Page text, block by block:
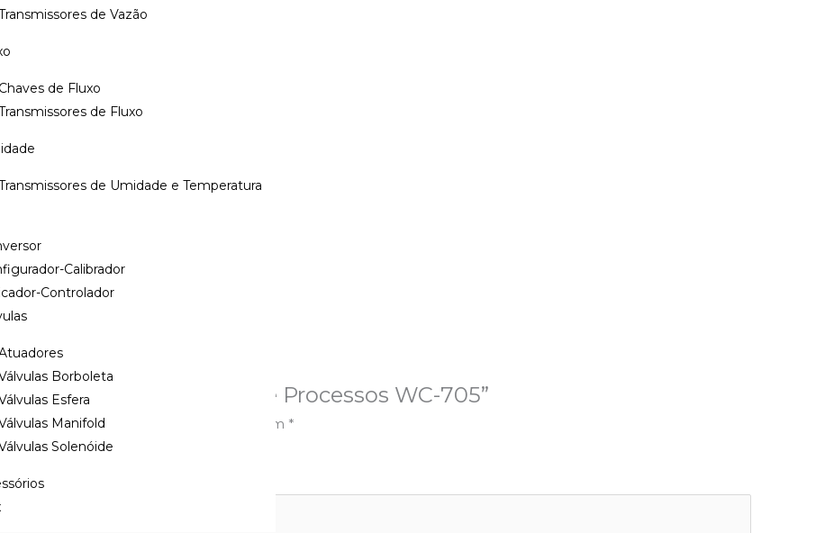
de Vazão
Chaves de Fluxo
de Fluxo
de Umidade e Temperatura
Calibrador
Controlador
Borboleta
Esfera
Manifold
Solenóide
para medição
níveis de permissão.
tecnologia NFC, para
de dados e
de Temperatura e Processos WC-705”
Campos obrigatórios são marcados com *